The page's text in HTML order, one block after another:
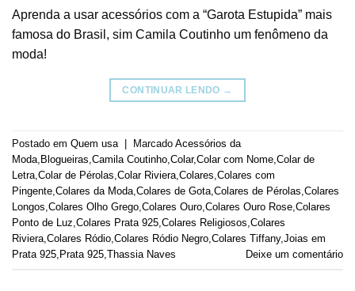
Aprenda a usar acessórios com a “Garota Estupida” mais
famosa do Brasil, sim Camila Coutinho um fenômeno da
moda!
CONTINUAR LENDO →
Postado em Quem usa Marcado Acessórios da
Moda, Blogueiras,Camila Coutinho,Colar,Colar com Nome,Colar de
Letra,Colar de Pérolas,Colar Riviera,Colares,Colares com
Pingente,Colares da Moda,Colares de Gota,Colares de Pérolas,Colares
Longos,Colares Olho Grego,Colares Ouro,Colares Ouro Rose,Colares
Ponto de Luz,Colares Prata 925,Colares Religiosos,Colares
Riviera,Colares Ródio,Colares Ródio Negro,Colares Tiffany,Joias em
Prata 925, Prata 925,Thassia Naves Deixe um comentário